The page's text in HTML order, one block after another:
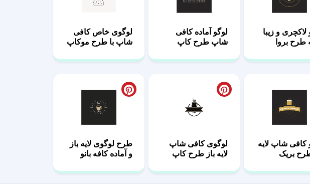
لاکچری و زیبا
طرح بروا
لوگو آماده کافی
شاپ طرح کاپ
لوگوی خاص کافی
شاپ با طرح موکاپ
کافی شاپ لایه
بریک
لوگوی کافی شاپ
لایه باز طرح کاپ
طرح لوگوی لایه باز
و آماده کافه بانو